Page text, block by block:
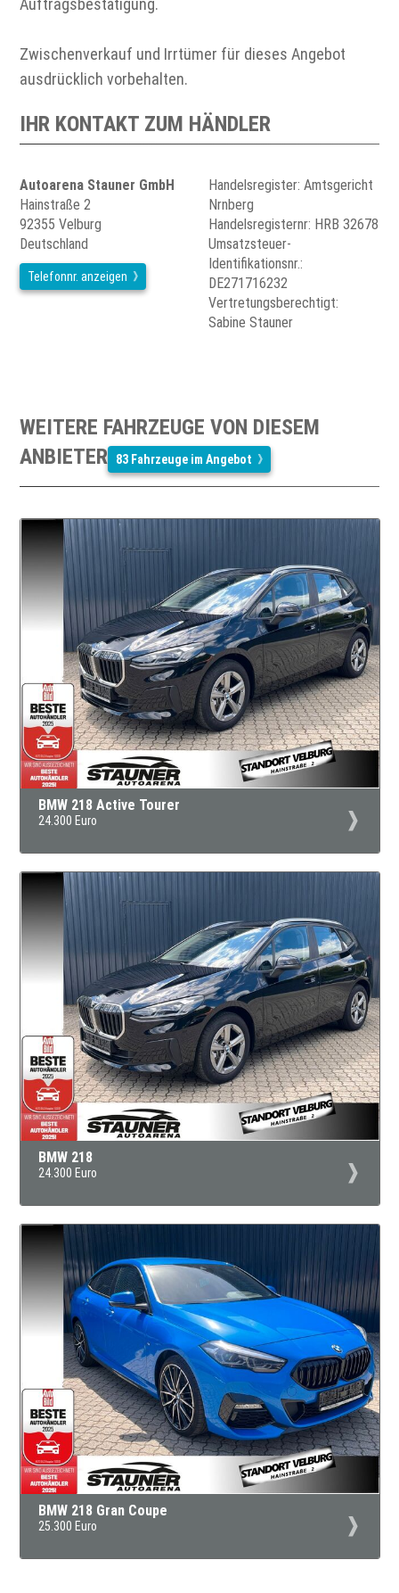
Auftragsbestätigung.
Zwischenverkauf und Irrtümer für dieses Angebot
ausdrücklich vorbehalten.
IHR KONTAKT ZUM HÄNDLER
Autoarena Stauner GmbH
Hainstraße 2
92355 Velburg
Deutschland
Telefonnr. anzeigen
Handelsregister: Amtsgericht
Nrnberg
Handelsregisternr: HRB 32678
Umsatzsteuer-
Identifikationsnr.:
DE271716232
Vertretungsberechtigt:
Sabine Stauner
WEITERE FAHRZEUGE VON DIESEM
ANBIETER 83 Fahrzeuge im Angebot
BMW 218 Active Tourer
24.300 Euro
BMW 218
24.300 Euro
BMW 218 Gran Coupe
25.300 Euro